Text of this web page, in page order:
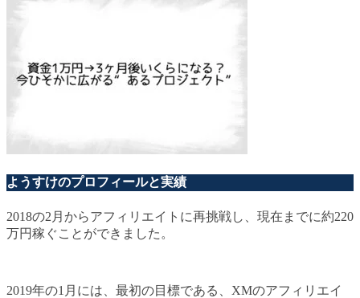
ようすけのプロフィールと実績
2018の2月からアフィリエイトに再挑戦し、現在までに約220
万円稼ぐことができました。
2019年の1月には、最初の目標である、XMのアフィリエイ